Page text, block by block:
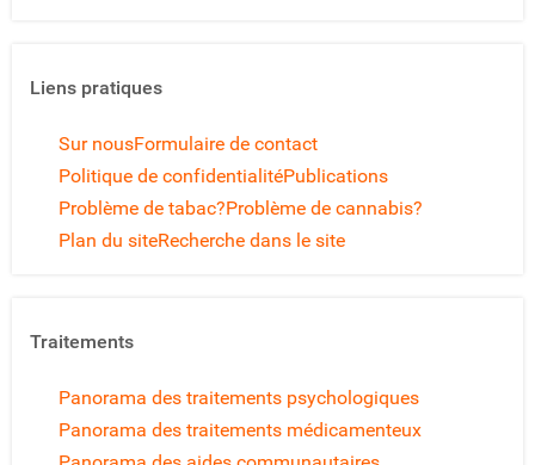
Liens pratiques
Sur nousFormulaire de contact
Politique de confidentialitéPublications
Problème de tabac?Problème de cannabis?
Plan du siteRecherche dans le site
Traitements
Panorama des traitements psychologiques
Panorama des traitements médicamenteux